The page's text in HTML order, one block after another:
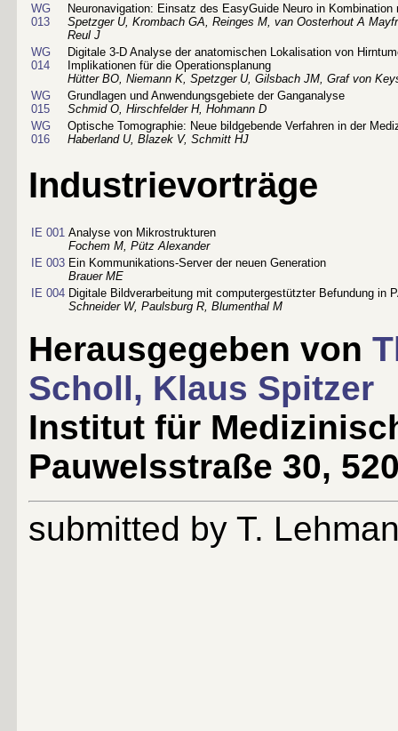
WG
013
Neuronavigation: Einsatz des EasyGuide Neuro in
Spetzger U, Krombach GA, Reinges M, van Oosterhout A
Reul J
WG
014
Digitale 3-D Analyse der anatomischen Lokalisation von
Implikationen für die Operationsplanung
Hütter BO, Niemann K, Spetzger U, Gilsbach JM, Graf von
WG
015
Grundlagen und Anwendungsgebiete der Ganganalyse
Schmid O, Hirschfelder H, Hohmann D
WG
016
Optische Tomographie: Neue bildgebende Verfahren in der
Haberland U, Blazek V, Schmitt HJ
Industrievorträge
IE 001 Analyse von Mikrostrukturen
Fochem M, Pütz Alexander
IE 003 Ein Kommunikations-Server der neuen Generation
Brauer ME
IE 004 Digitale Bildverarbeitung mit computergestützter Befundung in
Schneider W, Paulsburg R, Blumenthal M
Herausgegeben von
Scholl, Klaus Spitzer
Institut für
Pauwelsstraße 30,
submitted by T.